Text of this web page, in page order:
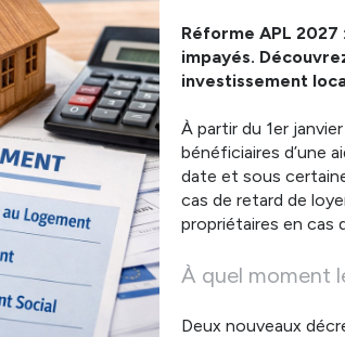
Réforme APL
impayés.
investissement
À partir du 1er
bénéficiaires d’une
date et sous
cas de retard de
propriétaires en cas
À quel moment
Deux nouveaux